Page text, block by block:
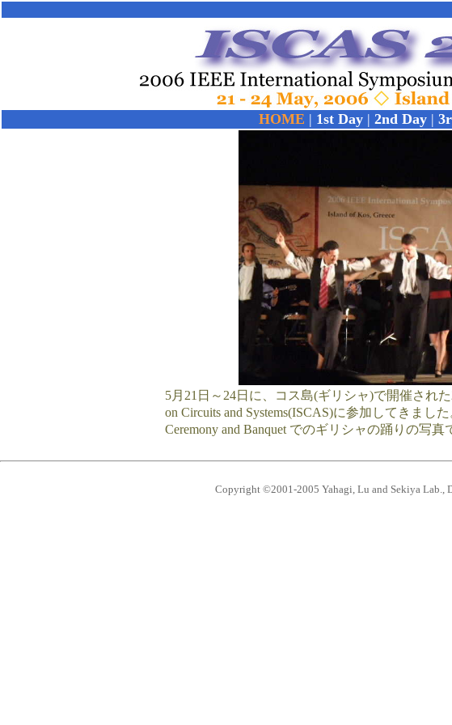
HOME | 1st Day | 2nd Day |
5月21日～24日に、コス島(ギリシャ)で開催された
on Circuits and Systems(ISCAS)に参加してきまし
Ceremony and Banquet でのギリシャの踊りの写真
Copyright ©2001-2005 Yahagi, Lu and Sekiya Lab.,